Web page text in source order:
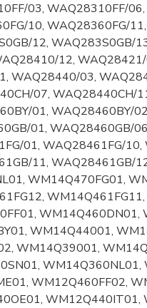
03, WAQ28310FF/
10, WAQ28360FG/
12, WAQ283S0GB/
12,
WAQ28440/03,
07, WAQ28440CH/
01, WAQ28460BY/
01, WAQ28460GB/
01, WAQ28461FG/10,
11, WAQ28461GB/
WM14Q470FG01,
WM14Q460DN01,
WM14Q44001,
WM14Q39001,
WM14Q360NL01,
WM12Q460FF02,
WM12Q440IT01,